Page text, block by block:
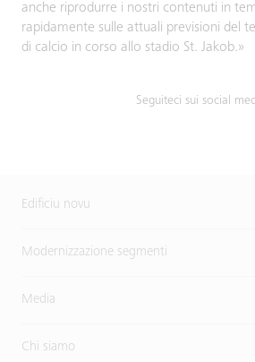
anche riprodurre i nostri contenuti in
rapidamente sulle attuali previsioni del
di calcio in corso allo stadio St. Jakob.»
Seguiteci sui social
Edificiu novu
Modernizzazione segmenti
Media
Chi siamo